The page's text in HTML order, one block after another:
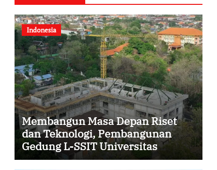
Indonesia
Membangun Masa Depan Riset
dan Teknologi, Pembangunan
Gedung L-SSIT Universitas
Udayana Capai Progres 47,11%